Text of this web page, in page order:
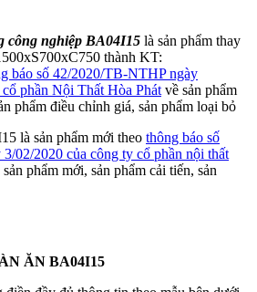
công nghiệp BA04I15 là sản phẩm thay
thành KT:
báo số 42/2020/TB-NTHP ngày
phần Nội Thất Hòa Phát về sản phẩm
phẩm điều chỉnh giá, sản phẩm loại bỏ
là sản phẩm mới theo thông báo số
02/2020 của công ty cổ phần nội thất
phẩm mới, sản phẩm cải tiến, sản
ĂN BA04I15